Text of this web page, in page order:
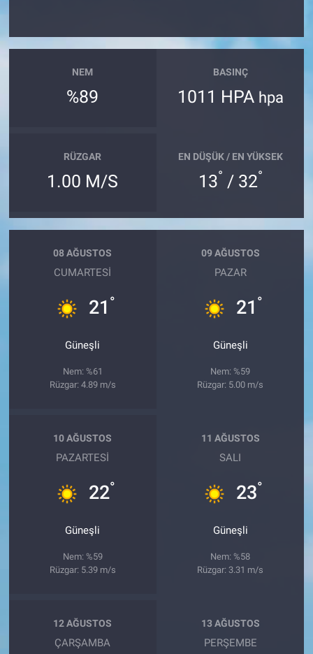
NEM
%89
BASINÇ
1011 HPA hpa
RÜZGAR
1.00 M/S
EN DÜŞÜK / EN YÜKSEK
13° / 32°
08 AĞUSTOS
CUMARTESI
21 °
Güneşli
Nem: %61
Rüzgar: 4.89 m/s
09 AĞUSTOS
PAZAR
21 °
Güneşli
Nem: %59
Rüzgar: 5.00 m/s
10 AĞUSTOS
PAZARTESI
22°
Güneşli
Nem: %59
Rüzgar: 5.39 m/s
11 AĞUSTOS
SALI
23°
Güneşli
Nem: %58
Rüzgar: 3.31 m/s
12 AĞUSTOS
ÇARŞAMBA
13 AĞUSTOS
PERŞEMBE